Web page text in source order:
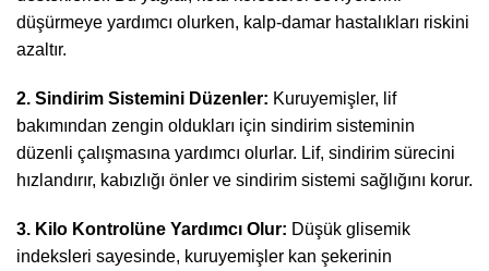
düşürmeye yardımcı olurken, kalp-damar hastalıkları riskini
azaltır.
2. Sindirim Sistemini Düzenler: Kuruyemişler, lif
bakımından zengin oldukları için sindirim sisteminin
düzenli çalışmasına yardımcı olurlar. Lif, sindirim sürecini
hızlandırır, kabızlığı önler ve sindirim sistemi sağlığını korur.
3. Kilo Kontrolüne Yardımcı Olur: Düşük glisemik
indeksleri sayesinde, kuruyemişler kan şekerinin